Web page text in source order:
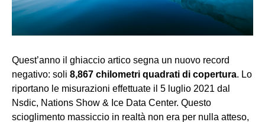
Quest’anno il ghiaccio artico segna un nuovo record
negativo: soli 8,867 chilometri quadrati di copertura. Lo
riportano le misurazioni effettuate il 5 luglio 2021 dal
Nsdic, Nations Show & Ice Data Center. Questo
scioglimento massiccio in realtà non era per nulla atteso,